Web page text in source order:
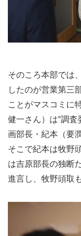
そのころ本部では
したのが営業第三
ことがマスコミに
健一さん）は”調
画部長・紀本（要
そこで紀本は牧野
は吉原部長の独断
進言し、牧野頭取